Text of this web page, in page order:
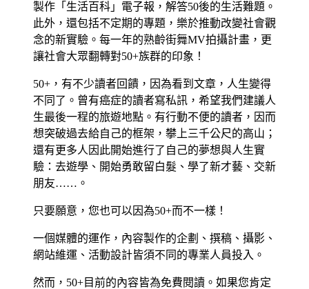
製作「生活百科」電子報，解答50後的生活難題。
此外，還包括不定期的專題，樂於推動改變社會觀
念的新實驗。每一年的熟齡街舞MV拍攝計畫，更
讓社會大眾翻轉對50+族群的印象！
50+，有不少讀者回饋，因為看到文章，人生變得
不同了。曾有癌症的讀者寫私訊，希望我們建議人
生最後一程的旅遊地點。有行動不便的讀者，因而
想突破過去給自己的框架，攀上三千公尺的高山；
還有更多人因此開始進行了自己的夢想與人生實
驗：去遊學、開始勇敢留白髮、學了新才藝、交新
朋友……。
只要願意，您也可以因為50+而不一樣！
一個媒體的運作，內容製作的企劃、撰稿、攝影、
網站維運、活動設計皆須不同的專業人員投入。
然而，50+目前的內容皆為免費閱讀。如果您肯定